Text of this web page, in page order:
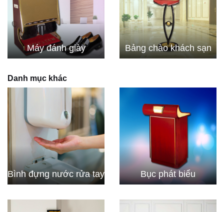
Máy đánh giày Bảng chào khách sạn
Danh mục khác
Bình đựng nước rửa tay Bục phát biểu